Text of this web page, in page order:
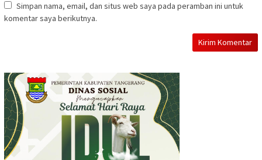
Simpan nama, email, dan situs web saya pada peramban ini untuk
komentar saya berikutnya.